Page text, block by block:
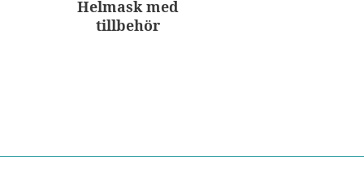
Helmask med
tillbehör